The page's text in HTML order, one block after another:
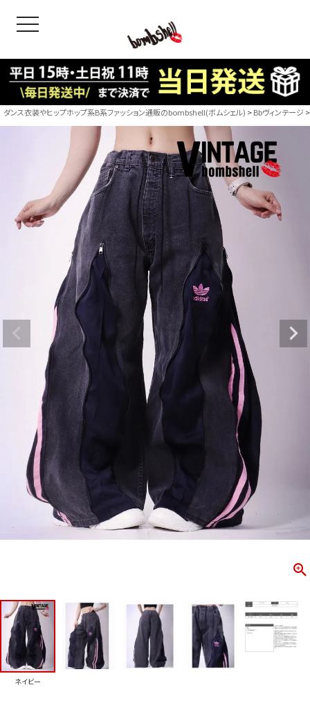
toggle navigation
＝ボムシェル】はダンス衣装専門ブランド。
衣装ならお任せ！オリジナル衣装やダンス衣装のトータル
ィネートのご提案。 ボムシェルならではの最新で斬新な
えをお届け。 撮影で使用してる小物や靴などダンサー必
ーデはイメージしやすく、全てボムシェルでご購入可能。
とは差別化出来るしっかりした衣装のご提案はダンサー
ージ映えを全力で応援してます。
商品一覧
CONTENTS
ス
ス
ー
B/bomb
【B/
「これど
好き女子
レッスン
新作
トップス
ダンス衣装やヒップホップ系B系ファッション通販のbombshell(ボムシェル) Bbヴィンテージ
ネイビー